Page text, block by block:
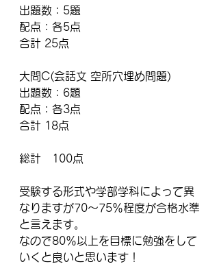
出題数：5題
配点：各5点
合計 25点
大問C(会話文 空所穴埋め問題)
出題数：6題
配点：各3点
合計 18点
総計　100点
受験する形式や学部学科によって異
なりますが70～75％程度が合格水準
と言えます。
なので80％以上を目標に勉強をして
いくと良いと思います！